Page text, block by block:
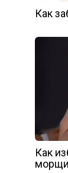
Как
Как